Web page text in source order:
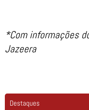
*Com informações
Jazeera
Destaques